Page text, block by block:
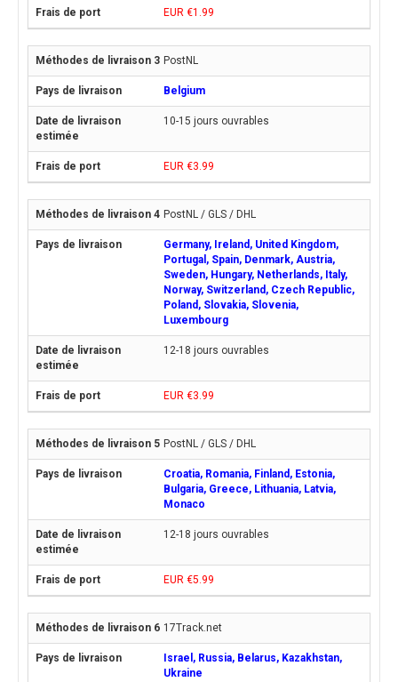
EUR €1.99
PostNL
Belgium
10-15 jours ouvrables
EUR €3.99
PostNL / GLS / DHL
Germany, Ireland, United Kingdom,
Portugal, Spain, Denmark, Austria,
Sweden, Hungary, Netherlands, Italy,
Norway, Switzerland, Czech Republic,
Poland, Slovakia, Slovenia,
Luxembourg
12-18 jours ouvrables
EUR €3.99
PostNL / GLS / DHL
Croatia, Romania, Finland, Estonia,
Bulgaria, Greece, Lithuania, Latvia,
Monaco
12-18 jours ouvrables
EUR €5.99
17Track.net
Israel, Russia, Belarus, Kazakhstan,
Ukraine